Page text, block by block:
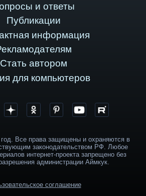
и ответы
Публикации
информация
Стать автором
для компьютеров
Все права защищены и охраняются в
законодательством РФ. Любое
интернет-проекта запрещено без
администрации Аймкук.
соглашение